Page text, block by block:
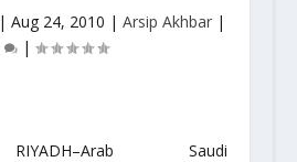
|Aug 24, 2010 |Arsip Akhbar |
|
RIYADH–Arab Saudi